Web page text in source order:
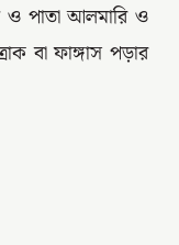
ও পাতা আলমারি ও
বা ফাঙ্গাস পড়ার